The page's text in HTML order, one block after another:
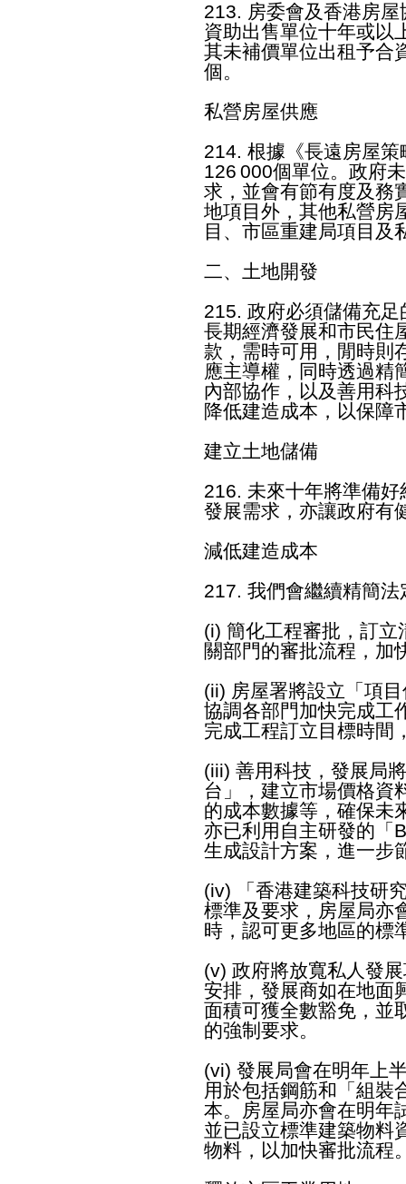
213. 房委會及香港房
資助出售單位十年或以
其未補價單位出租予合
個。
私營房屋供應
214. 根據《長遠房屋
126 000個單位。政府
求，並會有節有度及務
地項目外，其他私營房
目、市區重建局項目及
二、土地開發
215. 政府必須儲備充
長期經濟發展和市民住
款，需時可用，閒時則
應主導權，同時透過精
內部協作，以及善用科
降低建造成本，以保障
建立土地儲備
216. 未來十年將準備好
發展需求，亦讓政府有
減低建造成本
217. 我們會繼續精簡
(i) 簡化工程審批，訂
關部門的審批流程，加
(ii) 房屋署將設立「項
協調各部門加快完成工
完成工程訂立目標時間
(iii) 善用科技，發展局
台」，建立市場價格資
的成本數據等，確保未
亦已利用自主研發的「
生成設計方案，進一步
(iv) 「香港建築科技研
標準及要求，房屋局亦
時，認可更多地區的標
(v) 政府將放寬私人發
安排，發展商如在地面
面積可獲全數豁免，並
的強制要求。
(vi) 發展局會在明年上
用於包括鋼筋和「組裝
本。房屋局亦會在明年
並已設立標準建築物料
物料，以加快審批流程